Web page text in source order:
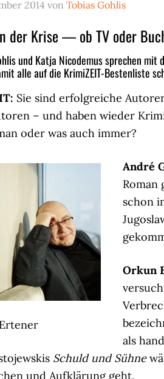
2014 von Tobias Gohlis
der Krise — ob TV oder
und Katja Nicodemus sprechen
alle auf die KrimiZEIT-Bestenliste
Sie sind erfolgreiche
– und haben wieder
oder was auch immer?
André
Roman
schon
Orkun
als
Schuld und Sühne
und Aufklärung geht.